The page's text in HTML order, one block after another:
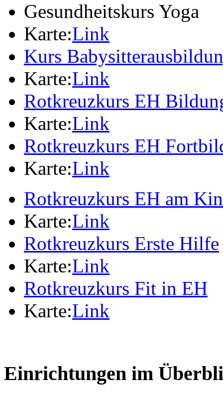
Gesundheitskurs Yoga
Karte:Link
Kurs
Karte:Link
Rotkreuzkurs EH
Karte:Link
Rotkreuzkurs EH
Karte:Link
Rotkreuzkurs EH am
Karte:Link
Rotkreuzkurs Erste Hilfe
Karte:Link
Rotkreuzkurs Fit in EH
Karte:Link
Einrichtungen im